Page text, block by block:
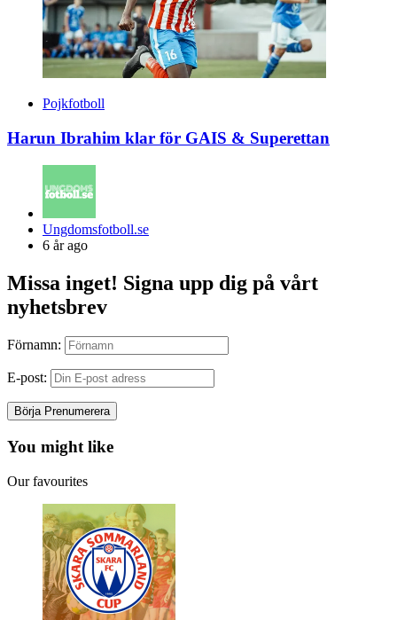
Pojkfotboll
Harun Ibrahim klar för GAIS & Superettan
Posted
by
Ungdomsfotboll.se
6 år ago
Missa inget! Signa upp dig på vårt
nyhetsbrev
Förnamn:
E-post:
You might like
Our favourites